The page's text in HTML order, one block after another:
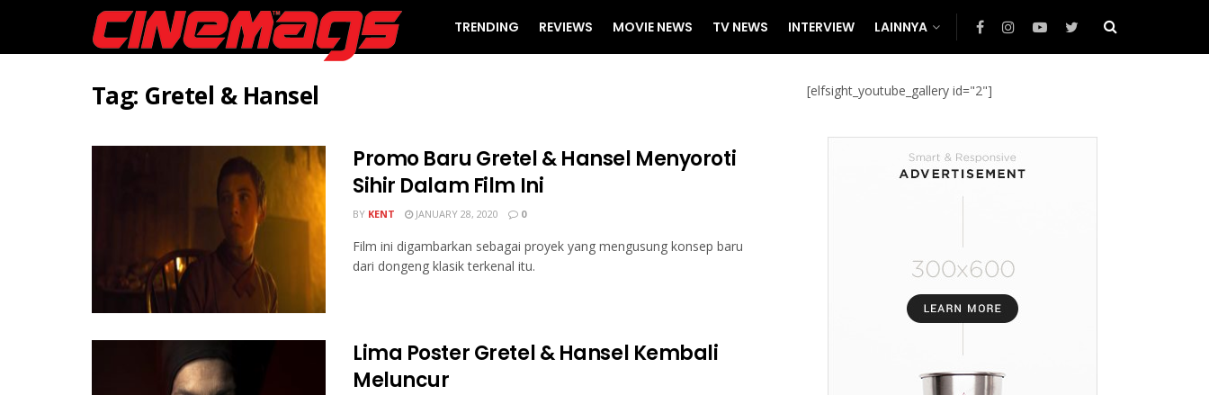
TRENDING REVIEWS MOVIE NEWS TV NEWS INTERVIEW LAINNYA
Tag: Gretel & Hansel
Promo Baru Gretel & Hansel Menyoroti
Sihir Dalam Film Ini
BY KENT JANUARY 28, 2020 0
Film ini digambarkan sebagai proyek yang mengusung konsep baru
dari dongeng klasik terkenal itu.
Lima Poster Gretel & Hansel Kembali
Meluncur
[elfsight_youtube_gallery id="2"]